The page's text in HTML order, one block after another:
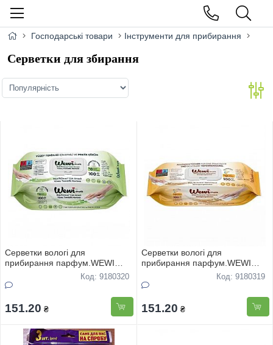
Господарські товари Інструменти для прибирання
Серветки для збирання
Серветки вологі для
прибирання парфум.WEWI
Універсальні Лаванда 100шт
Код: 9180320
151.20 ₴
Серветки вологі для
прибирання парфум.WEWI
Універсальні Мило 100штКод: 9180319
151.20 ₴